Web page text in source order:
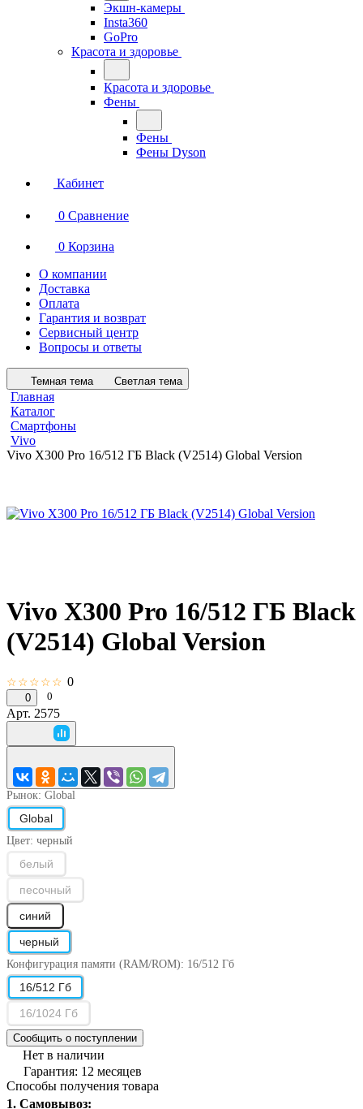
Экшн-камеры
Insta360
GoPro
Красота и здоровье
Красота и здоровье
Фены
Фены
Фены Dyson
Кабинет
0 Сравнение
0 Корзина
О компании
Доставка
Оплата
Гарантия и возврат
Сервисный центр
Вопросы и ответы
Темная тема Светлая тема
Главная
Каталог
Смартфоны
Vivo
Vivo X300 Pro 16/512 ГБ Black (V2514) Global Version
Vivo X300 Pro 16/512 ГБ Black
(V2514) Global Version
☆☆☆☆☆ 0
0 0
Арт. 2575
Рынок: Global
Global
Цвет: черный
белый
песочный
синий
черный
Конфигурация памяти (RAM/ROM): 16/512 Гб
16/512 Гб
16/1024 Гб
Сообщить о поступлении
Нет в наличии
Гарантия: 12 месяцев
Способы получения товара
1. Самовывоз: